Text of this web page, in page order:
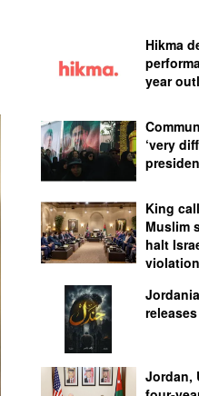
Hikma
year
‘very
King
Muslim
halt
Jordan,